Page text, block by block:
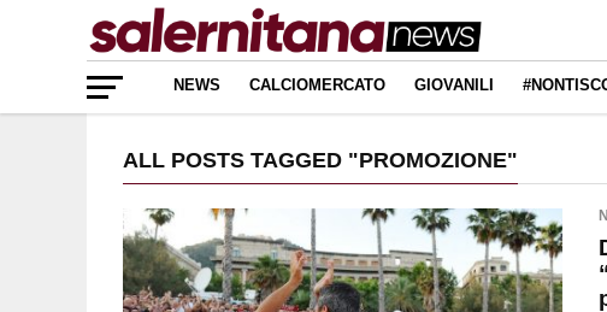
NEWS CALCIOMERCATO GIOVANILI
ALL POSTS TAGGED "PROMOZIONE"